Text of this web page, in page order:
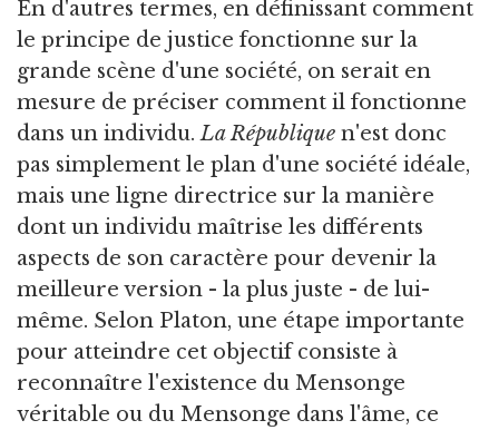
En d'autres termes, en définissant comment
le principe de justice fonctionne sur la
grande scène d'une société, on serait en
mesure de préciser comment il fonctionne
dans un individu.La République n'est donc
pas simplement le plan d'une société idéale,
mais une ligne directrice sur la manière
dont un individu maîtrise les différents
aspects de son caractère pour devenir la
meilleure version - la plus juste - de lui-
même. Selon Platon, une étape importante
pour atteindre cet objectif consiste à
reconnaître l'existence du Mensonge
véritable ou du Mensonge dans l'âme, ce